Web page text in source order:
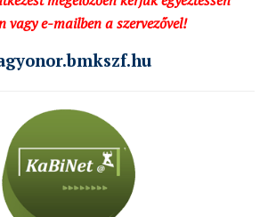
vagy e-mailben a szervezővel!